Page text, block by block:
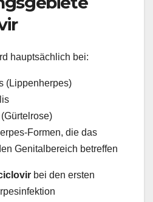
hauptsächlich bei:
(Lippenherpes)
Formen, die das
Genitalbereich betreffen
bei den ersten